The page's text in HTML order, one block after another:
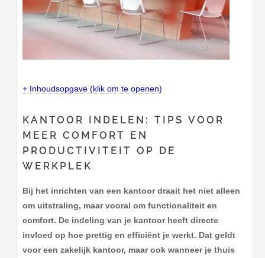
+ Inhoudsopgave (klik om te openen)
KANTOOR INDELEN: TIPS VOOR
MEER COMFORT EN
PRODUCTIVITEIT OP DE
WERKPLEK
Bij het inrichten van een kantoor draait het niet alleen
om uitstraling, maar vooral om functionaliteit en
comfort. De indeling van je kantoor heeft directe
invloed op hoe prettig en efficiënt je werkt. Dat geldt
voor een zakelijk kantoor, maar ook wanneer je thuis